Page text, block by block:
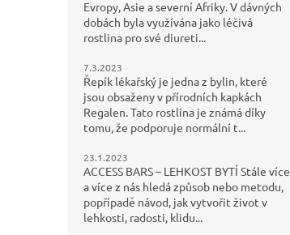
Evropy, Asie a severní Afriky. V dávných
dobách byla využívána jako léčivá
rostlina pro své diureti...
7.3.2023
Řepík lékařský je jedna z bylin, které
jsou obsaženy v přírodních kapkách
Regalen. Tato rostlina je známá díky
tomu, že podporuje normální t...
23.1.2023
ACCESS BARS – LEHKOST BYTÍ Stále více
a více z nás hledá způsob nebo metodu,
popřípadě návod, jak vytvořit život v
lehkosti, radosti, klidu...